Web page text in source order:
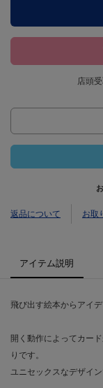
店頭
返品について お取
アイテム説明
飛び出す絵本からアイ
開く動作によってカー
りです。
ユニセックスなデザイ